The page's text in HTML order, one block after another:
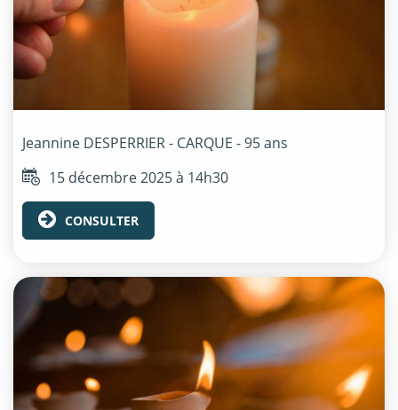
Jeannine DESPERRIER - CARQUE - 95 ans
15 décembre 2025 à 14h30
CONSULTER